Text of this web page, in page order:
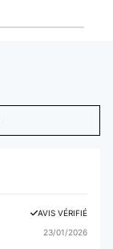
AVIS VÉRIFIÉ
23/01/2026